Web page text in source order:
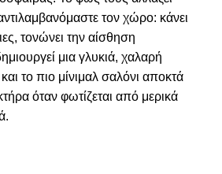
τον χώρο: κάνει
τονώνει την αίσθηση
μια γλυκιά, χαλαρή
το πιο μίνιμαλ σαλόνι αποκτά
όταν φωτίζεται από μερικά